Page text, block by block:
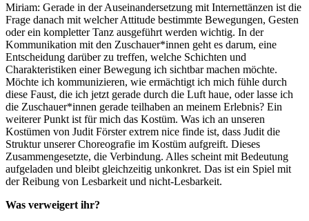
Miriam: Gerade in der Auseinandersetzung mit Internettänzen ist die
Frage danach mit welcher Attitude bestimmte Bewegungen, Gesten
oder ein kompletter Tanz ausgeführt werden wichtig. In der
Kommunikation mit den Zuschauer*innen geht es darum, eine
Entscheidung darüber zu treffen, welche Schichten und
Charakteristiken einer Bewegung ich sichtbar machen möchte.
Möchte ich kommunizieren, wie ermächtigt ich mich fühle durch
diese Faust, die ich jetzt gerade durch die Luft haue, oder lasse ich
die Zuschauer*innen gerade teilhaben an meinem Erlebnis? Ein
weiterer Punkt ist für mich das Kostüm. Was ich an unseren
Kostümen von Judit Förster extrem nice finde ist, dass Judit die
Struktur unserer Choreografie im Kostüm aufgreift. Dieses
Zusammengesetzte, die Verbindung. Alles scheint mit Bedeutung
aufgeladen und bleibt gleichzeitig unkonkret. Das ist ein Spiel mit
der Reibung von Lesbarkeit und nicht-Lesbarkeit.
Was verweigert ihr?